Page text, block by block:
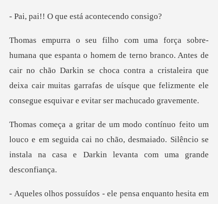
que está acon
co. Antes de
cair no chão Darkin se choca contra a cristaleira que
deixa cair muitas ga
o e em seguida cai no chão, desmaiado. Silêncio se
insta